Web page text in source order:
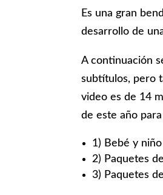
Es una gran
desarrollo de
A continuación
subtítulos, pero
video es de 14
de este año
1) Bebé y
2) Paquetes
3) Paquetes